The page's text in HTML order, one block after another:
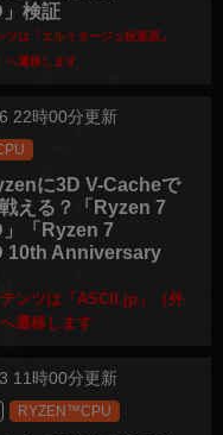
検証
は「エルミタージュ秋葉原」
へ遷移します
22時00分更新
に3D V-Cacheで
える？「Ryzen 7
「Ryzen 7
10th Anniversary
ンツは「ASCII.jp」（外
遷移します
11時00分更新
RYZEN™CPU